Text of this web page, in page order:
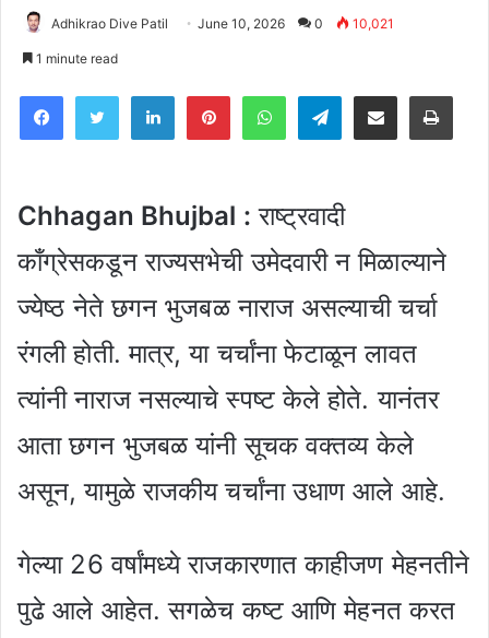
Adhikrao Dive Patil June 10, 2026 0 10,021
1 minute read
Facebook
TwitterLinkedInPinterestWhatsApp
Telegram
Share via Email
Chhagan Bhujbal : राष्ट्रवादी
काँग्रेसकडून राज्यसभेची उमेदवारी न मिळाल्याने
ज्येष्ठ नेते छगन भुजबळ नाराज असल्याची चर्चा
रंगली होती. मात्र, या चर्चांना फेटाळून लावत
त्यांनी नाराज नसल्याचे स्पष्ट केले होते. यानंतर
आता छगन भुजबळ यांनी सूचक वक्तव्य केले
असून, यामुळे राजकीय चर्चांना उधाण आले आहे.
गेल्या 26 वर्षांमध्ये राजकारणात काहीजण मेहनतीने
पुढे आले आहेत. सगळेच कष्ट आणि मेहनत करत